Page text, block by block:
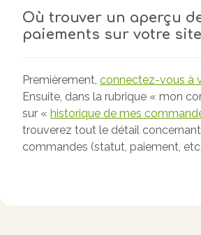
Où trouver un aperçu
paiements sur votre
Premièrement, connectez-vous à
Ensuite, dans la rubrique « mon
sur « historique de mes
trouverez tout le détail
commandes (statut, paiement,